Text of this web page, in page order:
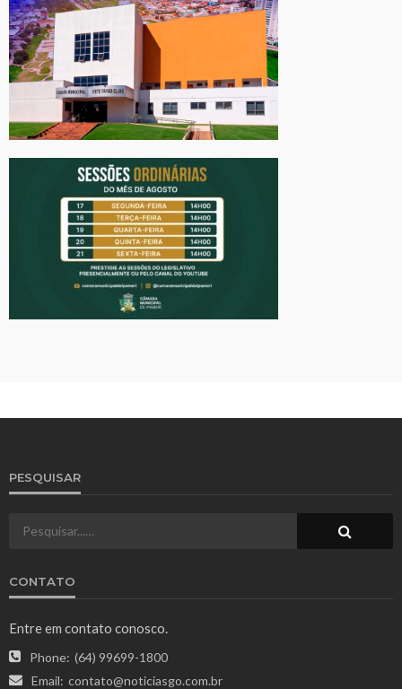
PESQUISAR
CONTATO
Entre em contato conosco.
Phone: (64) 99699-1800
Email: contato@noticiasgo.com.br